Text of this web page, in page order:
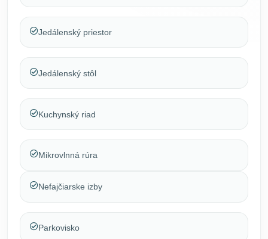
Jedálenský priestor
Jedálenský stôl
Kuchynský riad
Mikrovlnná rúra
Nefajčiarske izby
Parkovisko